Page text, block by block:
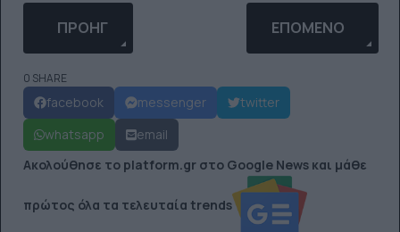
ΠΡΟΗΓΟΎΜΕΝΟ ΆΡΘΡΟ: ΟΙ ΟΠΑΔΟΊ ΤΗΣ ΝΆΠΟΛΙ
ΠΡΟΗΓ ΕΠΌΜΕΝΟ ΆΡΘΡΟ:
ΕΠΌΜΕΝΟ
0 SHARE
facebook messenger
twitter
whatsapp
email
Ακολούθησε το platform.gr στο Google News και μάθε
πρώτος όλα τα τελευταία trends